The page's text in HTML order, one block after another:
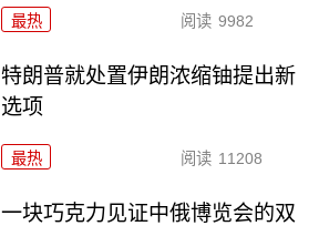
最热 阅读 9982
特朗普就处置伊朗浓缩铀提出新
选项
最热 阅读 11208
一块巧克力见证中俄博览会的双